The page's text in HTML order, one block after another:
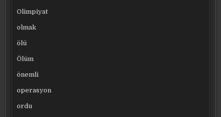
Olimpiyat
olmak
ölü
Ölüm
önemli
operasyon
ordu